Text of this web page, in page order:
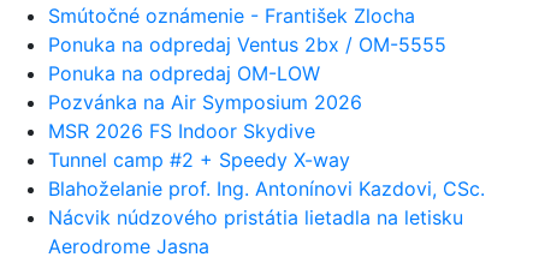
Smútočné oznámenie - František Zlocha
Ponuka na odpredaj Ventus 2bx / OM-5555
Ponuka na odpredaj OM-LOW
Pozvánka na Air Symposium 2026
MSR 2026 FS Indoor Skydive
Tunnel camp #2 + Speedy X-way
Blahoželanie prof. Ing. Antonínovi Kazdovi, CSc.
Nácvik núdzového pristátia lietadla na letisku
Aerodrome Jasna